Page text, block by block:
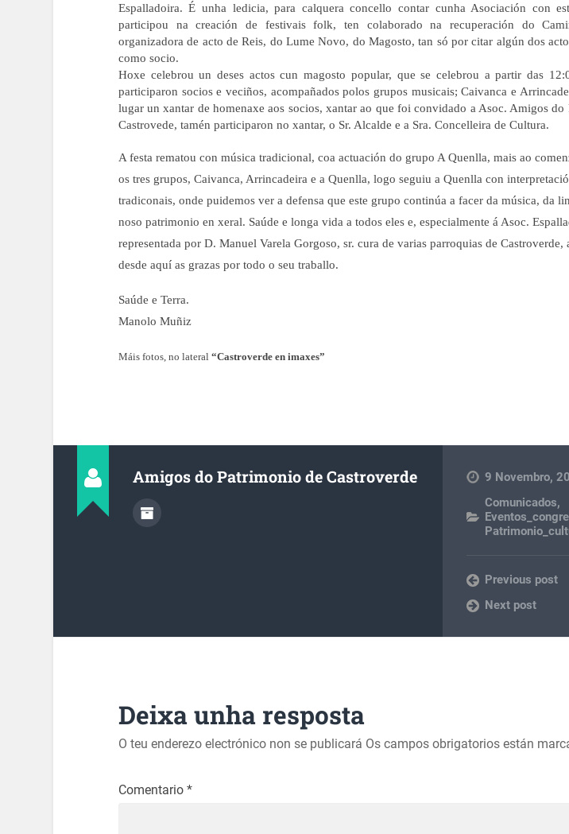
Espalladoira. É unha ledicia, para calquera concello contar cunha Asociación con
participou na creación de festivais folk, ten colaborado na recuperación do
organizadora de acto de Reis, do Lume Novo, do Magosto, tan só por citar algún dos
como socio.
Hoxe celebrou un deses actos cun magosto popular, que se celebrou a partir das
participaron socios e veciños, acompañados polos grupos musicais; Caivanca e
lugar un xantar de homenaxe aos socios, xantar ao que foi convidado a Asoc. Amigos do
Castrovede, tamén participaron no xantar, o Sr. Alcalde e a Sra. Concelleira de Cultura.
A festa rematou con música tradicional, coa actuación do grupo A Quenlla, mais ao
os tres grupos, Caivanca, Arrincadeira e a Quenlla, logo seguiu a Quenlla con
tradiconais, onde puidemos ver a defensa que este grupo continúa a facer da música, da
noso patrimonio en xeral. Saúde e longa vida a todos eles e, especialmente á Asoc.
representada por D. Manuel Varela Gorgoso, sr. cura de varias parroquias de Castroverde,
desde aquí as grazas por todo o seu traballo.
Saúde e Terra.
Manolo Muñiz
Máis fotos, no lateral “Castroverde en imaxes”
Amigos do Patrimonio de Castroverde
9 Novembro,
Comunicados,
Previous post
Next post
Deixa unha resposta
O teu enderezo electrónico non se publicará Os campos obrigatorios están
Comentario *